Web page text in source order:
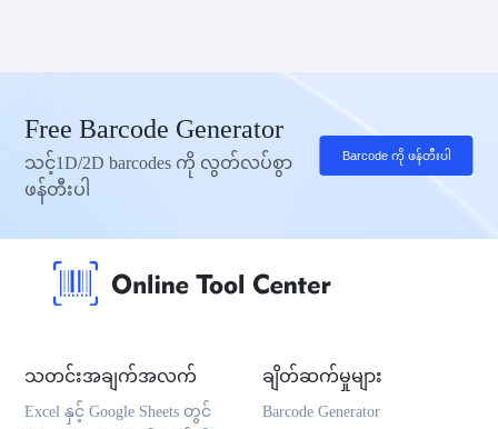
Free Barcode Generator
သင့်1D/2D barcodes ကို လွတ်လပ်စွာ
ဖန်တီးပါ
Barcode ကို ဖန်တီးပါ
သတင်းအချက်အလက်
Excel နှင့် Google Sheets တွင်
ချိတ်ဆက်မှုများ
Barcode Generator